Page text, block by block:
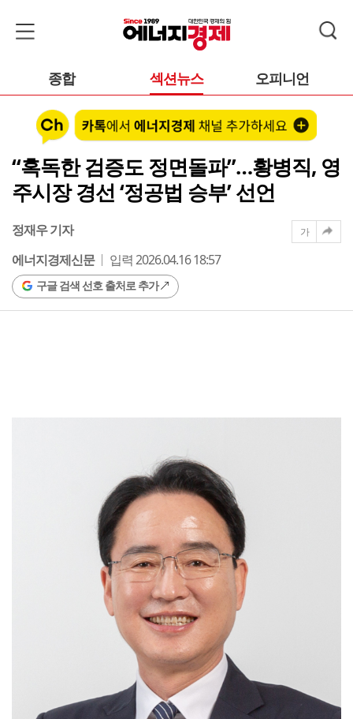
종합 섹션뉴스 오피니언
“혹독한 검증도 정면돌파”…황병직, 영
주시장 경선 ‘정공법 승부’ 선언
정재우 기자
에너지경제신문
입력 2026.04.16 18:57
구글 검색 선호 출처로 추가
가